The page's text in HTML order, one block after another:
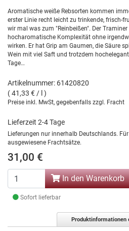
Aromatische weiße Rebsorten kommen
erster Linie recht leicht zu trinkende, frisch-
wir mal was zum "Reinbeißen". Der
hocharomatische Komplexität ohne
wirken. Er hat Grip am Gaumen, die Säure
Wein mit viel Saft und trotzdem
Tage…
Artikelnummer: 61420820
( 41,33 € / l )
Preise inkl. MwSt, gegebenfalls zzgl. Fracht
Lieferzeit 2-4 Tage
Lieferungen nur innerhalb Deutschlands.
ausgewiesene Frachtsätze.
31,00 €
In den Warenkorb
Sofort lieferbar
Produktinformationen